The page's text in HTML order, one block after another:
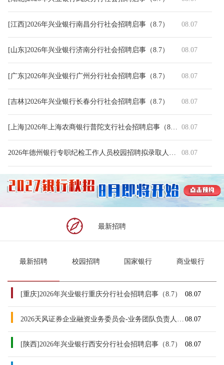
[江西]2026年兴业银行南昌分行社会招聘启事（8.7） 08.07
[山东]2026年兴业银行济南分行社会招聘启事（8.7） 08.07
[广东]2026年兴业银行广州分行社会招聘启事（8.7） 08.07
[吉林]2026年兴业银行长春分行社会招聘启事（8.7） 08.07
[上海]2026年上海农商银行普陀支行社会招聘启事（8.7）08.07
2026年德州银行专职纪检工作人员校园招聘拟录取人员公示08.07
最新招聘
最新招聘 校园招聘 国家银行 商业银行
[重庆]2026年兴业银行重庆分行社会招聘启事（8.7） 08.07
2026天风证券企业融资业务委员会-业务团队负责人岗社招公告（
08.07
[陕西]2026年兴业银行西安分行社会招聘启事（8.7） 08.07